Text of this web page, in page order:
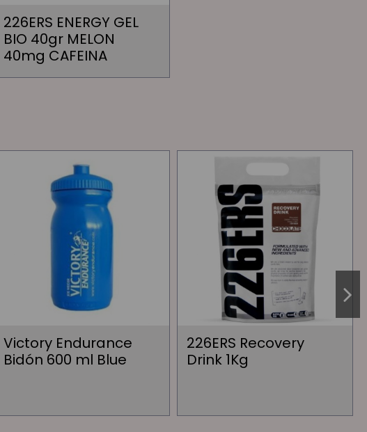
226ERS ENERGY GEL
BIO 40gr MELON
40mg CAFEINA
Victory Endurance
Bidón 600 ml Blue
226ERS Recovery
Drink 1Kg